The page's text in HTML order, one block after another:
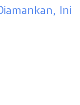
Ini